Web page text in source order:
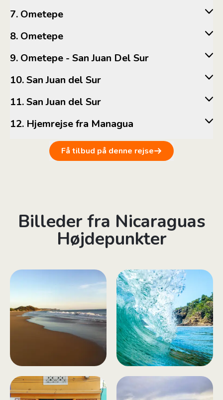
7. Ometepe
8. Ometepe
9. Ometepe - San Juan Del Sur
10. San Juan del Sur
11. San Juan del Sur
12. Hjemrejse fra Managua
Få tilbud på denne rejse
Billeder fra Nicaraguas
Højdepunkter